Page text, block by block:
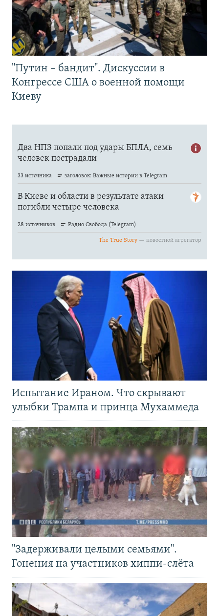
"Путин – бандит". Дискуссии в
Конгрессе США о военной помощи
Киеву
Испытание Ираном. Что скрывают
улыбки Трампа и принца Мухаммеда
"Задерживали целыми семьями".
Гонения на участников хиппи-слёта